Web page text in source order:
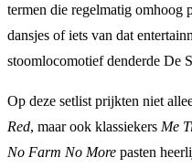
termen die regelmatig omhoog
dansjes of iets van dat
stoomlocomotief denderde De
Op deze setlist prijkten niet
Red, maar ook klassiekers Me
No Farm No More pasten